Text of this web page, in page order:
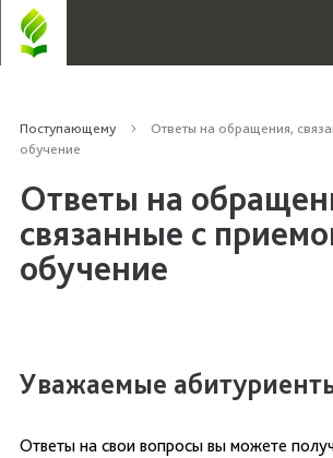
Поступающему
Ответы на обращения,
обучение
Ответы на
связанные с
обучение
Уважаемые
Ответы на свои вопросы вы можете